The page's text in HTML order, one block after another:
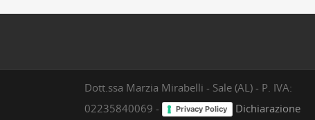
Dott.ssa Marzia Mirabelli - Sale (AL) - P. IVA:
02235840069 -
Privacy Policy Dichiarazione